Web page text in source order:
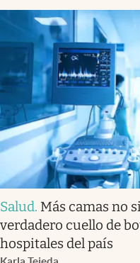
Salud. Más camas no
verdadero cuello de
hospitales del país